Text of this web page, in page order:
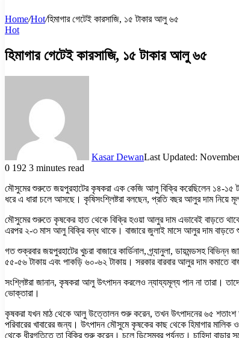
Home/Hot/হিমাগার গেটেই কারসাজি, ১৫ টাকার আলু ৬৫
Hot
হিমাগার গেটেই কারসাজি, ১৫ টাকার আলু ৬৫
Kasar DewanLast Updated:
0 192 3 minutes read
মৌসুমের শুরুতে জয়পুরহাটের কৃষকরা এক কেজি আলু বিক্রি করেছিলেন ১৪-১৫
ধরে এ ধারা চলে আসছে। কৃষিসংশ্লিষ্টরা বলছেন, প্রতি বছর আলুর দাম নিয়ে
মৌসুমের শুরুতে কৃষকের হাত থেকে বিক্রি হওয়া আলুর দাম এভাবেই বাড়তে
এরপর ২-৩ মাস আলু বিক্রি বন্ধ থাকে। বাজারে জুলাই মাসে আলুর দাম বাড়তে
গত শুক্রবার জয়পুরহাটের খুচরা বাজারে কার্ডিনাল, গ্র্যানুলা, ডায়মন্ডসহ
৫৫-৫৬ টাকায় এবং পাকড়ি ৬০-৬২ টাকায়। সরকার বারবার আলুর দাম কমাতে
সংশ্লিষ্টরা জানান, কৃষকরা আলু উৎপাদন করলেও ন্যায্যমূল্য পান না তারা।
ভোক্তারা।
কৃষকরা যখন মাঠ থেকে আলু উত্তোলন শুরু করেন, তখন উৎপাদনের ৬৫ শতাংশ
পরিবারের খাবারের জন্য। উৎপাদন মৌসুমে কৃষকের কাছ থেকে হিমাগার
থেকে ধীরগতিতে তা বিক্রি শুরু করেন। চলে ডিসেম্বর পর্যন্ত। চাহিদা